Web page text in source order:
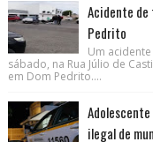
Acidente
Pedrito
Um
sábado, na Rua Júlio de
em Dom Pedrito....
ilegal de